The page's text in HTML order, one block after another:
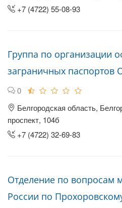
+7 (4722) 55-08-93
Группа по организации
заграничных паспортов
0
Белгородская область,
проспект, 104б
+7 (4722) 32-69-83
Отделение по
России по